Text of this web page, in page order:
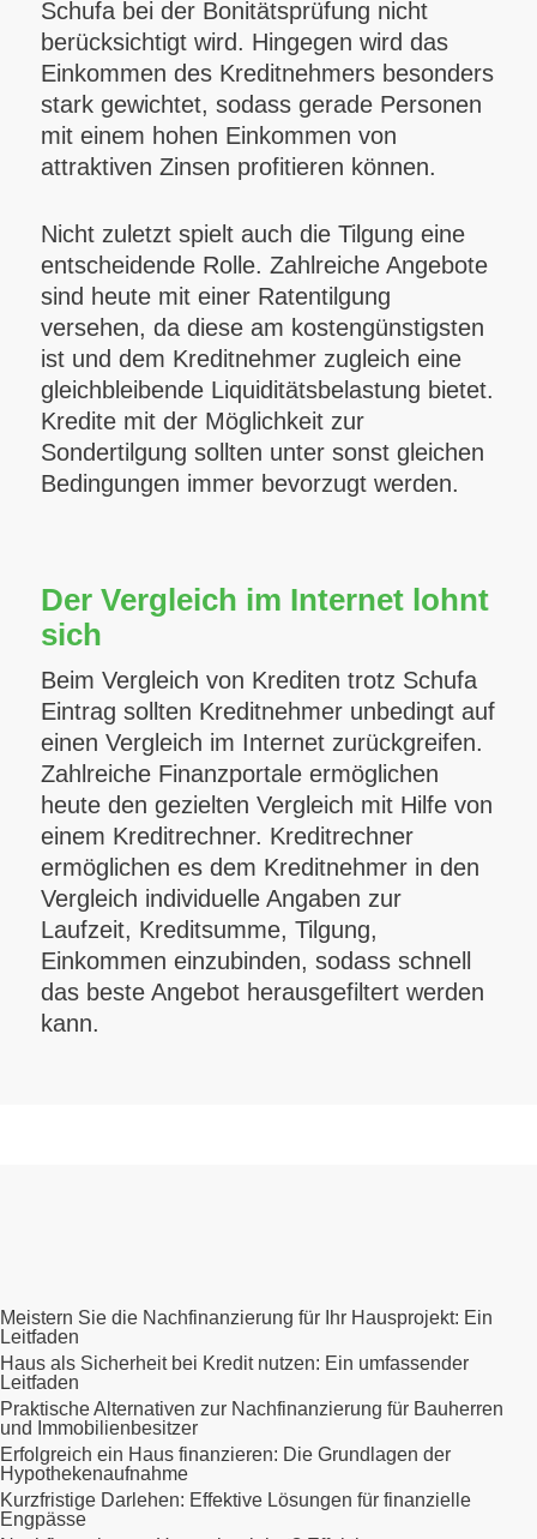
Schufa bei der Bonitätsprüfung nicht
berücksichtigt wird. Hingegen wird das
Einkommen des Kreditnehmers besonders
stark gewichtet, sodass gerade Personen
mit einem hohen Einkommen von
attraktiven Zinsen profitieren können.
Nicht zuletzt spielt auch die Tilgung eine
entscheidende Rolle. Zahlreiche Angebote
sind heute mit einer Ratentilgung
versehen, da diese am kostengünstigsten
ist und dem Kreditnehmer zugleich eine
gleichbleibende Liquiditätsbelastung bietet.
Kredite mit der Möglichkeit zur
Sondertilgung sollten unter sonst gleichen
Bedingungen immer bevorzugt werden.
Der Vergleich im Internet lohnt
sich
Beim Vergleich von Krediten trotz Schufa
Eintrag sollten Kreditnehmer unbedingt auf
einen Vergleich im Internet zurückgreifen.
Zahlreiche Finanzportale ermöglichen
heute den gezielten Vergleich mit Hilfe von
einem Kreditrechner. Kreditrechner
ermöglichen es dem Kreditnehmer in den
Vergleich individuelle Angaben zur
Laufzeit, Kreditsumme, Tilgung,
Einkommen einzubinden, sodass schnell
das beste Angebot herausgefiltert werden
kann.
Meistern Sie die Nachfinanzierung für Ihr Hausprojekt: Ein
Leitfaden
Haus als Sicherheit bei Kredit nutzen: Ein umfassender
Leitfaden
Praktische Alternativen zur Nachfinanzierung für Bauherren
und Immobilienbesitzer
Erfolgreich ein Haus finanzieren: Die Grundlagen der
Hypothekenaufnahme
Kurzfristige Darlehen: Effektive Lösungen für finanzielle
Engpässe